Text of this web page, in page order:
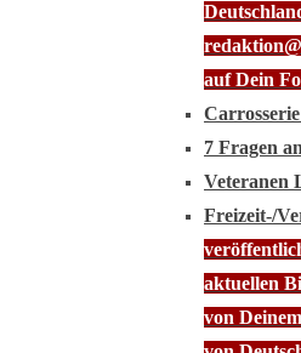
auf Dein
7 Fragen
Veteranen
Freizeit-/
aktuellen
von